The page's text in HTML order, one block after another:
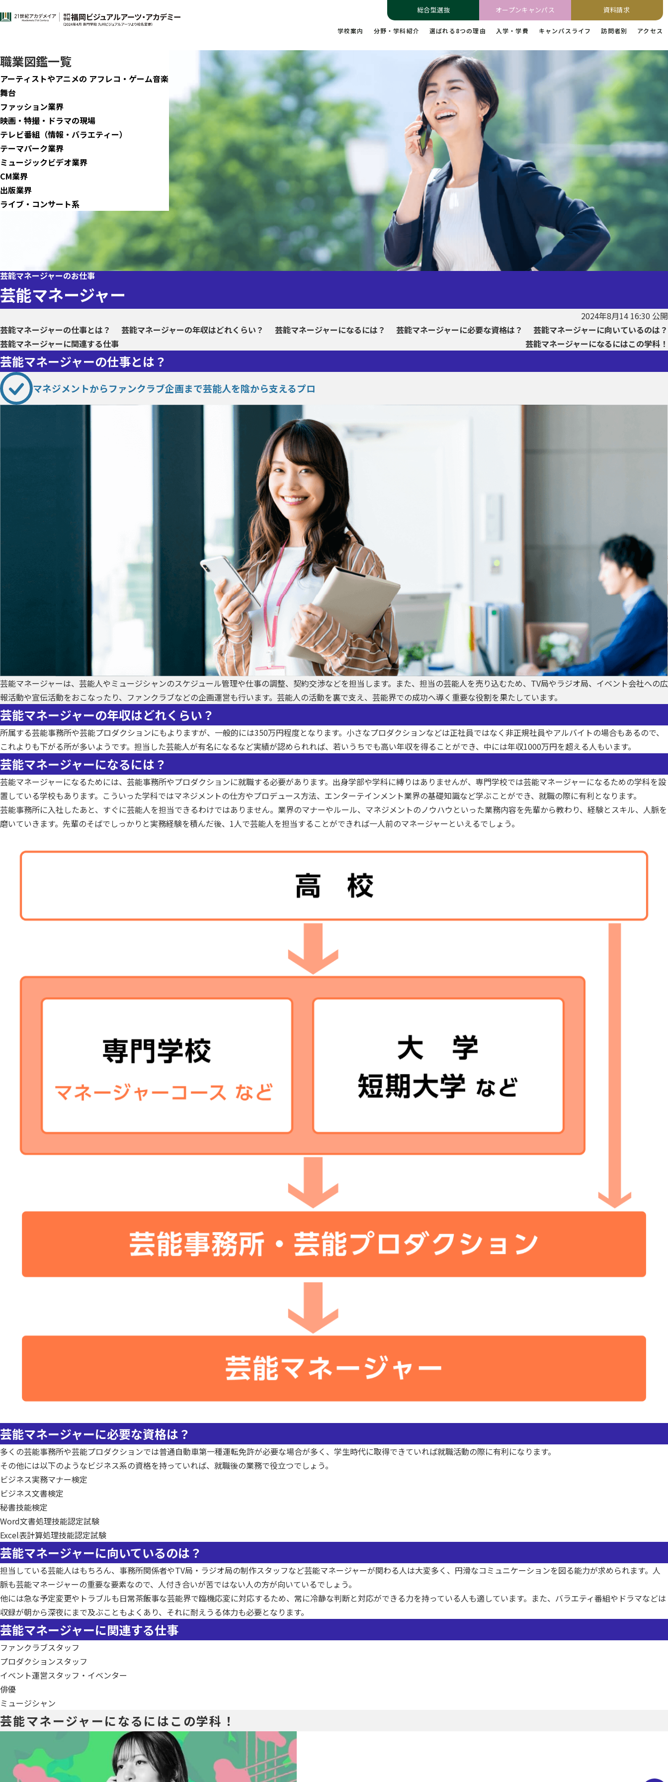
総合型選抜 オープンキャンパス 資料請求
学校案内 分野・学科紹介 選ばれる8つの理由 入学・学費 キャンパスライフ 訪問者別 アクセス
職業図鑑一覧
アーティストやアニメの アフレコ・ゲーム音楽
舞台
ファッション業界
映画・特撮・ドラマの現場
テレビ番組（情報・バラエティー）
テーマパーク業界
ミュージックビデオ業界
CM業界
出版業界
ライブ・コンサート系
職業図鑑 芸能マネージャー
芸能マネージャーのお仕事
芸能マネージャー
2024年8月14 16:30 公開
芸能マネージャーの仕事とは？
芸能マネージャーの年収はどれくらい？ 芸能マネージャーになるには？ 芸能マネージャーに必要な資格は？
芸能マネージャーに向いているのは？
芸能マネージャーに関連する仕事
芸能マネージャーになるにはこの学科！
芸能マネージャーの仕事とは？
マネジメントからファンクラブ企画まで芸能人を陰から支えるプロ
芸能マネージャーは、芸能人やミュージシャンのスケジュール管理や仕事の調整、契約交渉などを担当します。また、担当の芸能人を売り込むため、TV局やラジオ局、イベント会社への広
報活動や宣伝活動をおこなったり、ファンクラブなどの企画運営も行います。芸能人の活動を裏で支え、芸能界での成功へ導く重要な役割を果たしています。
芸能マネージャーの年収はどれくらい？
所属する芸能事務所や芸能プロダクションにもよりますが、一般的には350万円程度となります。小さなプロダクションなどは正社員ではなく非正規社員やアルバイトの場合もあるので、
これよりも下がる所が多いようです。担当した芸能人が有名になるなど実績が認められれば、若いうちでも高い年収を得ることができ、中には年収1000万円を超える人もいます。
芸能マネージャーになるには？
芸能マネージャーになるためには、芸能事務所やプロダクションに就職する必要があります。出身学部や学科に縛りはありませんが、専門学校では芸能マネージャーになるための学科を設
置している学校もあります。こういった学科ではマネジメントの仕方やプロデュース方法、エンターテインメント業界の基礎知識など学ぶことができ、就職の際に有利となります。
芸能事務所に入社したあと、すぐに芸能人を担当できるわけではありません。業界のマナーやルール、マネジメントのノウハウといった業務内容を先輩から教わり、経験とスキル、人脈を
磨いていきます。先輩のそばでしっかりと実務経験を積んだ後、1人で芸能人を担当することができれば一人前のマネージャーといえるでしょう。
芸能マネージャーに必要な資格は？
多くの芸能事務所や芸能プロダクションでは普通自動車第一種運転免許が必要な場合が多く、学生時代に取得できていれば就職活動の際に有利になります。
その他には以下のようなビジネス系の資格を持っていれば、就職後の業務で役立つでしょう。
ビジネス実務マナー検定
ビジネス文書検定
秘書技能検定
Word文書処理技能認定試験
Excel表計算処理技能認定試験
芸能マネージャーに向いているのは？
担当している芸能人はもちろん、事務所関係者やTV局・ラジオ局の制作スタッフなど芸能マネージャーが関わる人は大変多く、円滑なコミュニケーションを図る能力が求められます。人
脈も芸能マネージャーの重要な要素なので、人付き合いが苦ではない人の方が向いているでしょう。
他には急な予定変更やトラブルも日常茶飯事な芸能界で臨機応変に対応するため、常に冷静な判断と対応ができる力を持っている人も適しています。また、バラエティ番組やドラマなどは
収録が朝から深夜にまで及ぶこともよくあり、それに耐えうる体力も必要となります。
芸能マネージャーに関連する仕事
ファンクラブスタッフ
プロダクションスタッフ
イベント運営スタッフ・イベンター
俳優
ミュージシャン
芸能マネージャーになるにはこの学科！